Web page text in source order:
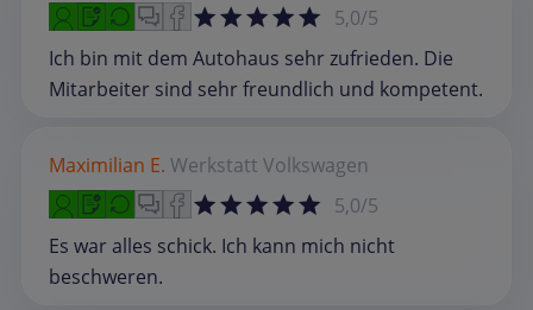
5,0/5
Ich bin mit dem Autohaus sehr zufrieden. Die
Mitarbeiter sind sehr freundlich und kompetent.
Maximilian E. Werkstatt Volkswagen
5,0/5
Es war alles schick. Ich kann mich nicht
beschweren.